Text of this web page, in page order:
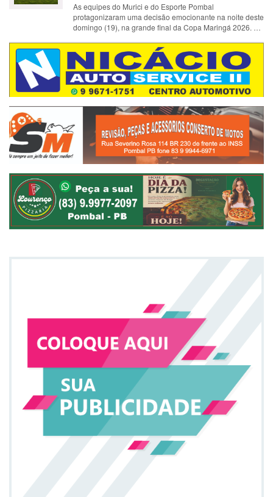
As equipes do Murici e do Esporte Pombal
protagonizaram uma decisão emocionante na noite deste
domingo (19), na grande final da Copa Maringá 2026. A
meio da Secretaria Muni…